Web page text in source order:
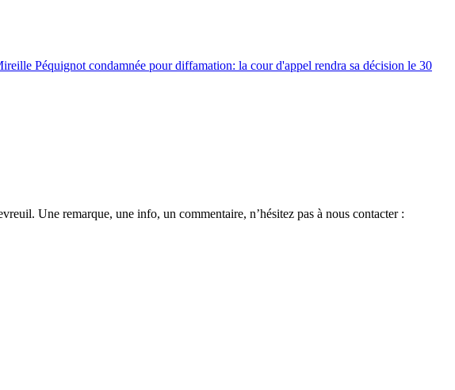
Péquignot condamnée pour diffamation: la cour d'appel rendra sa décision le 30
Une remarque, une info, un commentaire, n’hésitez pas à nous contacter :